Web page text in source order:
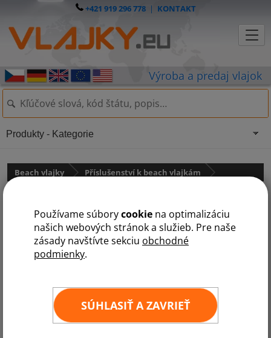
Používame súborycookie na optimalizáciu
našich webových stránok a služieb. Pre naše
zásady navštívte sekciu obchodné
podmienky.
SÚHLASIŤ A ZAVRIEŤ
+421 919 296 778| KONTAKT
Beach vlajky Příslušenství k beach vlajkám
vlajku
Produkty - Kategorie